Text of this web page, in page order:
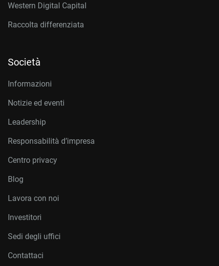
Western Digital Capital
Raccolta differenziata
Società
Informazioni
Notizie ed eventi
Leadership
Responsabilità d’impresa
Centro privacy
Blog
Lavora con noi
Investitori
Sedi degli uffici
Contattaci